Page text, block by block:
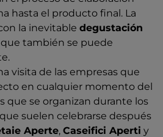
hasta el producto final. La
la inevitable degustación
que también se puede
visita de las empresas que
en cualquier momento del
que se organizan durante los
suelen celebrarse después
Aperte, Caseifici Aperti y